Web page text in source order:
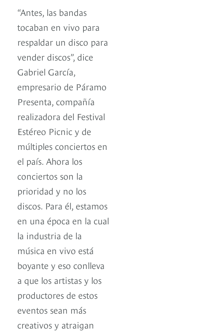
“Antes, las bandas
tocaban en vivo para
respaldar un disco para
vender discos”, dice
Gabriel García,
empresario de Páramo
Presenta, compañía
realizadora del Festival
Estéreo Picnic y de
múltiples conciertos en
el país. Ahora los
conciertos son la
prioridad y no los
discos. Para él, estamos
en una época en la cual
la industria de la
música en vivo está
boyante y eso conlleva
a que los artistas y los
productores de estos
eventos sean más
creativos y atraigan